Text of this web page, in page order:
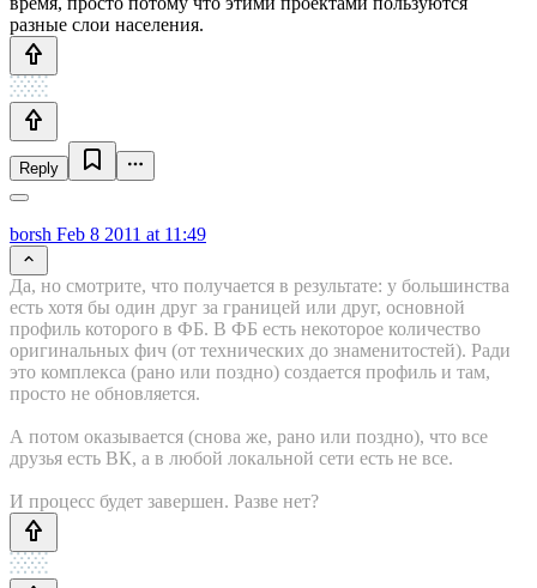
разные слои населения.
Reply
borsh Feb 8 2011 at 11:49
Да, но смотрите, что получается в результате: у большинства
есть хотя бы один друг за границей или друг, основной
профиль которого в ФБ. В ФБ есть некоторое количество
оригинальных фич (от технических до знаменитостей). Ради
это комплекса (рано или поздно) создается профиль и там,
просто не обновляется.
А потом оказывается (снова же, рано или поздно), что все
друзья есть ВК, а в любой локальной сети есть не все.
И процесс будет завершен. Разве нет?